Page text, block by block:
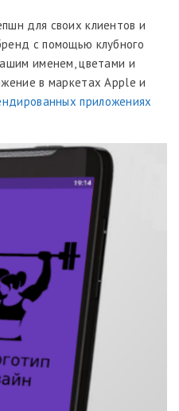
для своих клиентов и
с помощью клубного
именем, цветами и
в маркетах Apple и
приложениях